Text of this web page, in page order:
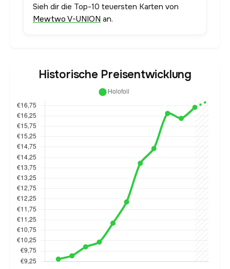
Sieh dir die Top-10 teuersten Karten von
Mewtwo V-UNION an.
Historische Preisentwicklung